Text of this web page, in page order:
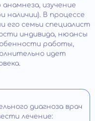
изучение
наличии). В процессе
его семьи специалист
индивида, нюансы
работы,
идет
диагноза врач
лечение: